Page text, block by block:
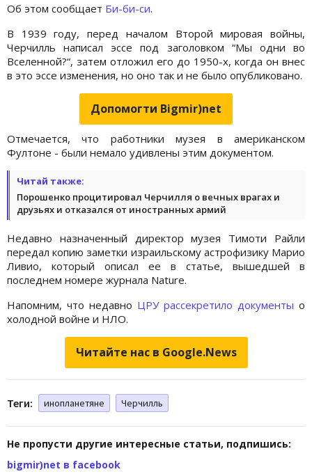
Об этом сообщает Би-би-си.
В 1939 году, перед началом Второй мировая войны,
Черчилль написал эссе под заголовком “Мы одни во
Вселенной?“, затем отложил его до 1950-х, когда он внес
в это эссе изменения, но оно так и не было опубликовано.
Допомогти Bigmir)net
Отмечается, что работники музея в американском
Фултоне - были немало удивлены этим документом.
Читай также:
Порошенко процитировал Черчилля о вечных врагах и
друзьях и отказался от иностранных армий
Недавно назначенный директор музея Тимоти Райли
передал копию заметки израильскому астрофизику Марио
Ливио, который описал ее в статье, вышедшей в
последнем номере журнала Nature.
Напомним, что недавно ЦРУ рассекретило документы о
холодной войне и НЛО.
Читайте нас в Google.News
Теги: инопланетяне Черчилль
Не пропусти другие интересные статьи, подпишись:
bigmir)net в facebook